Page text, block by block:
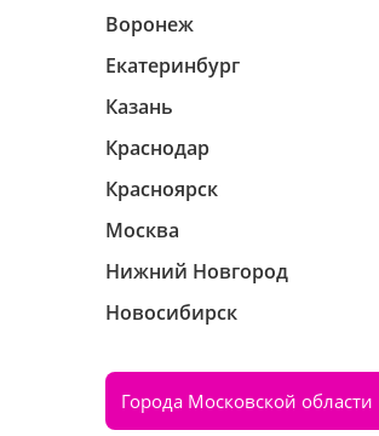
Воронеж
Екатеринбург
Казань
Краснодар
Красноярск
Москва
Нижний Новгород
Новосибирск
Города Московской области